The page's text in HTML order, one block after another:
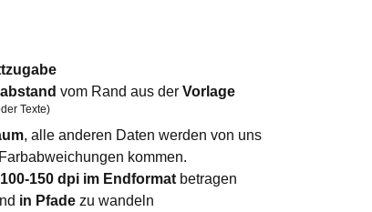
vom Rand aus der Vorlage
Texte)
, alle anderen Daten werden von uns
kommen.
100-150 dpi im Endformat betragen
in Pfade zu wandeln